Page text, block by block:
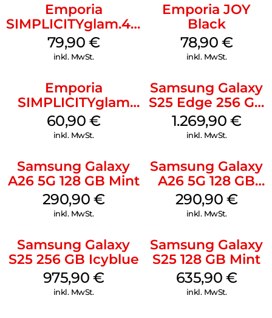
Emporia
SIMPLICITYglam.4G
Schwarz
79,90 €
inkl. MwSt.
Emporia JOY
Black
78,90 €
inkl. MwSt.
Emporia
SIMPLICITYglam
Schwarz
60,90 €
inkl. MwSt.
Samsung Galaxy
S25 Edge 256 GB
Titanium Silver
1.269,90 €
inkl. MwSt.
Samsung Galaxy
A26 5G 128 GB Mint
290,90 €
inkl. MwSt.
Samsung Galaxy
A26 5G 128 GB
White
290,90 €
inkl. MwSt.
Samsung Galaxy
S25 256 GB Icyblue
975,90 €
inkl. MwSt.
Samsung Galaxy
S25 128 GB Mint
635,90 €
inkl. MwSt.